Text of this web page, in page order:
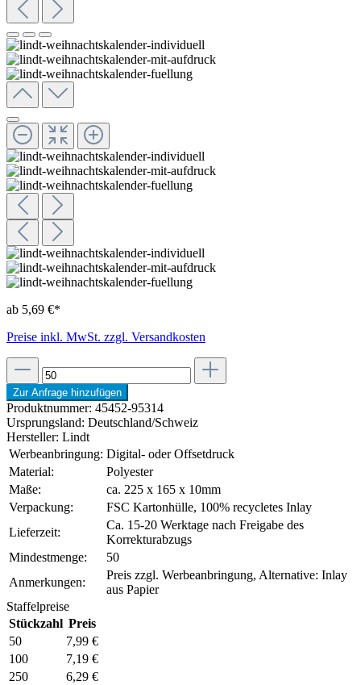
ab 5,69 €*
Preise inkl. MwSt. zzgl. Versandkosten
Zur Anfrage hinzufügen
Produktnummer: 45452-95314
Ursprungsland: Deutschland/Schweiz
Hersteller: Lindt
Werbeanbringung: Digital- oder Offsetdruck
Material:
Polyester
Maße:
ca. 225 x 165 x 10mm
Verpackung:
FSC Kartonhülle, 100% recycletes Inlay
Lieferzeit:
Ca. 15-20 Werktage nach Freigabe des
Korrekturabzugs
Mindestmenge:
50
Anmerkungen:
Preis zzgl. Werbeanbringung, Alternative: Inlay
aus Papier
Staffelpreise
Stückzahl Preis
50
7,99 €
100
7,19 €
250
6,29 €